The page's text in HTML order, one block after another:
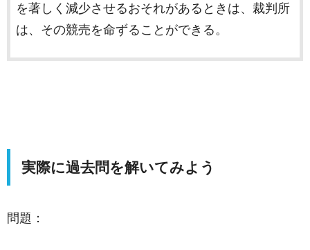
を著しく減少させるおそれがあるときは、裁判所
は、その競売を命ずることができる。
実際に過去問を解いてみよう
問題：